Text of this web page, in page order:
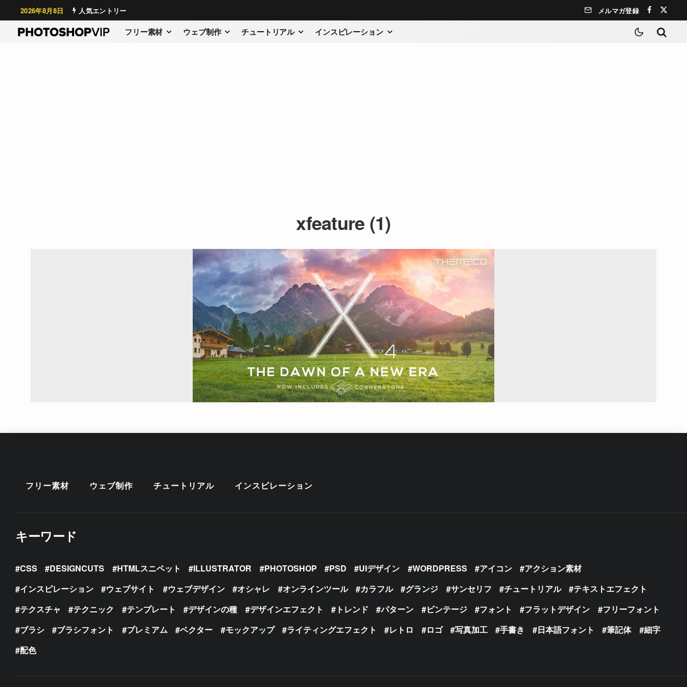
2026年8月8日 人気エントリー メルマガ登録
フリー素材 ウェブ制作 チュートリアル インスピレーション
xfeature (1)
フリー素材 ウェブ制作 チュートリアル インスピレーション
キーワード
CSS DESIGNCUTS HTMLスニペット ILLUSTRATOR PHOTOSHOP PSD UIデザイン WORDPRESS アイコン
アクション素材
インスピレーション
ウェブサイト ウェブデザイン オシャレ オンラインツール カラフル グランジ サンセリフ チュートリアル
テキストエフェクト
テクスチャ
テクニック テンプレート デザインの種 デザインエフェクト トレンド パターン ビンテージ フォント フラットデザイン
フリーフォント
ブラシ
ブラシフォント プレミアム ベクター モックアップ ライティングエフェクト レトロ ロゴ 写真加工 手書き 日本語フォント 筆記体
細字
配色